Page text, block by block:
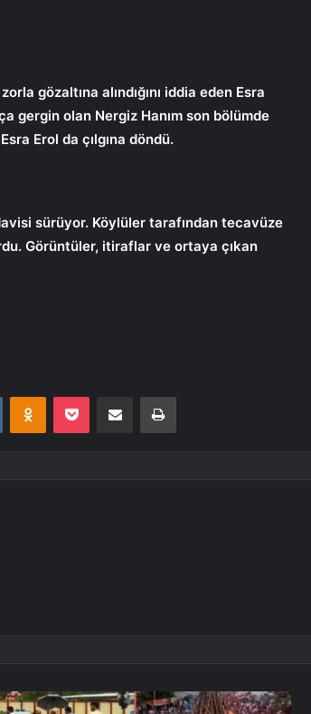
gözaltına alındığını iddia eden Esra
gergin olan Nergiz Hanım son bölümde
Erol da çılgına döndü.
sürüyor. Köylüler tarafından tecavüze
Görüntüler, itiraflar ve ortaya çıkan
VKontakteOdnoklassniki
Pocket E-Posta ile paylaş Yazdır